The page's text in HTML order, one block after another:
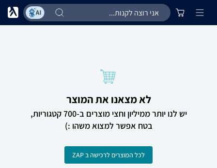
לא מצאנו את המוצר
יש לנו יותר ממיליון וחצי מוצרים ב-700 קטגוריות,
בטח אפשר למצוא משהו :)
לכל המוצרים לרכישה ב ZAP